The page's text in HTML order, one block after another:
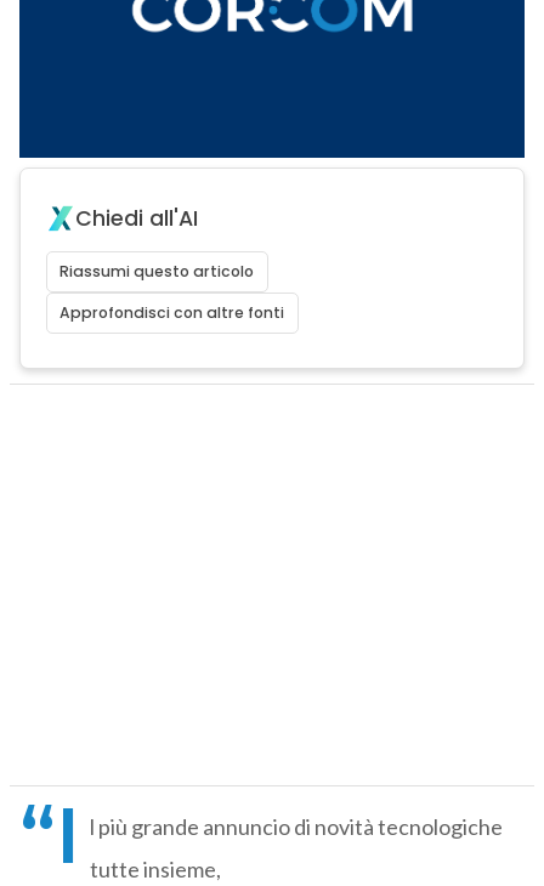
Chiedi all'AI
Riassumi questo articolo
Approfondisci con altre fonti
“I
l più grande annuncio di novità tecnologiche
tutte insieme,